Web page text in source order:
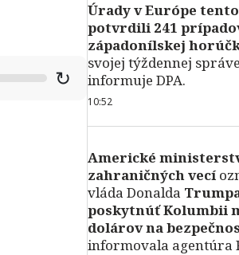
↻
Úrady v Európe
potvrdili 241
západonílskej
svojej týždennej správe
informuje DPA.
10:52
Americké
zahraničných vecí
vláda Donalda
poskytnúť Kolumbii
dolárov na
informovala agentúra